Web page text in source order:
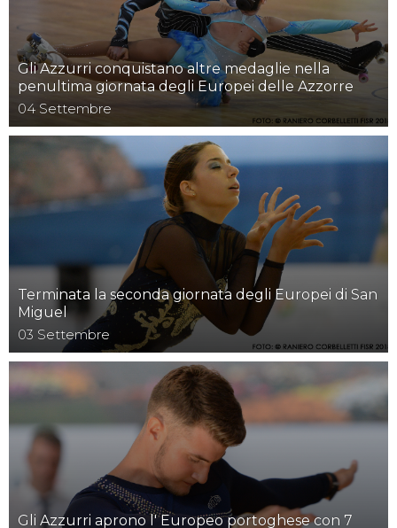
Gli Azzurri conquistano altre medaglie nella
penultima giornata degli Europei delle Azzorre
04 Settembre
Terminata la seconda giornata degli Europei di San
Miguel
03 Settembre
Gli Azzurri aprono l' Europeo portoghese con 7